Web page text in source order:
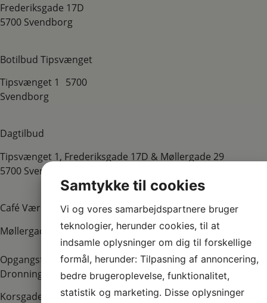
Frederiksgade 17D
5700 Svendborg
Botilbud Tipsvænget
​Tipsvænget 1 ​5700
Svendborg
Dagtilbud
Tipsvænget 1, Frederiksgade 17D & Møllergade 29
5700 Svendborg
Café Væredygtig
Møllergade 29 5700 Svendborg Tlf. 54 58 04 34
Opgangsfællesskabet i Korsgade & Botilbud
Dronningholmsvej
Korsgade 10 & Dronningholmsvej 32
Samtykke til cookies
Vi og vores samarbejdspartnere bruger
teknologier, herunder cookies, til at
indsamle oplysninger om dig til forskellige
formål, herunder: Tilpasning af annoncering,
bedre brugeroplevelse, funktionalitet,
statistik og marketing. Disse oplysninger